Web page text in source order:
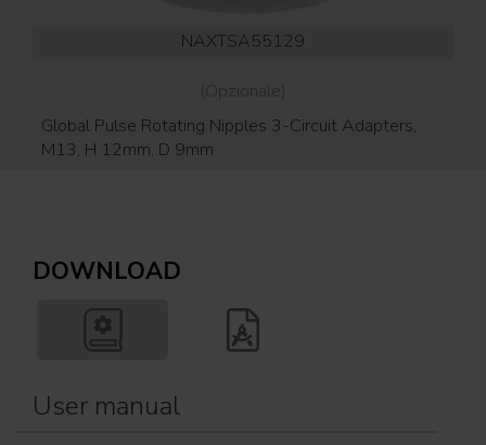
NAXTSA55129
(Opzionale)
Global Pulse Rotating Nipples 3-Circuit Adapters,
M13, H 12mm, D 9mm
DOWNLOAD
User manual